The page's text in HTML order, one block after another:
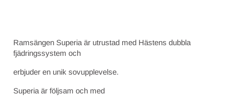
Ramsängen Superia är utrustad med Hästens dubbla
fjädringssystem och
erbjuder en unik sovupplevelse.
Superia är följsam och med